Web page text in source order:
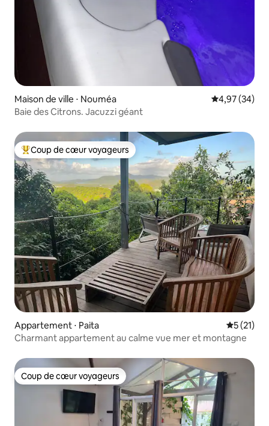
Maison de ville ⋅ Nouméa Évaluation
4,97 (34)
Baie des Citrons. Jacuzzi géant
Coups de cœur voyageurs les plus appréciés
Coup de cœur voyageurs
Appartement ⋅ Paita
5 (21)
Charmant appartement au calme vue mer et montagne
Coup de cœur voyageurs
Coup de cœur voyageurs